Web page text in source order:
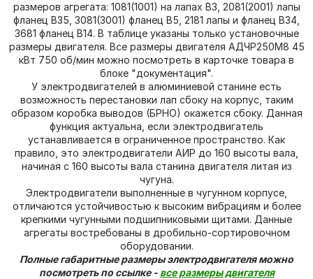
размеров агрегата: 1081(1001) на лапах В3, 2081(2001) лапы
фланец В35, 3081(3001) фланец В5, 2181 лапы и фланец В34,
3681 фланец В14. В таблице указаны только установочные
размеры двигателя. Все размеры двигателя АДЧР250M8 45
кВт 750 об/мин можно посмотреть в карточке товара в
блоке "документация".
У электродвигателей в алюминиевой станине есть
возможность перестановки лап сбоку на корпус, таким
образом коробка выводов (БРНО) окажется сбоку. Данная
функция актуальна, если электродвигатель
устанавливается в ограниченное пространство. Как
правило, это электродвигатели АИР до 160 высоты вала,
начиная с 160 высоты вала станина двигателя литая из
чугуна.
Электродвигатели выполненные в чугунном корпусе,
отличаются устойчивостью к высоким вибрациям и более
крепкими чугунными подшипниковыми щитами. Данные
агрегаты востребованы в дробильно-сортировочном
оборудовании.
Полные габаритные размеры электродвигателя можно
посмотреть по ссылке - все размеры двигателя